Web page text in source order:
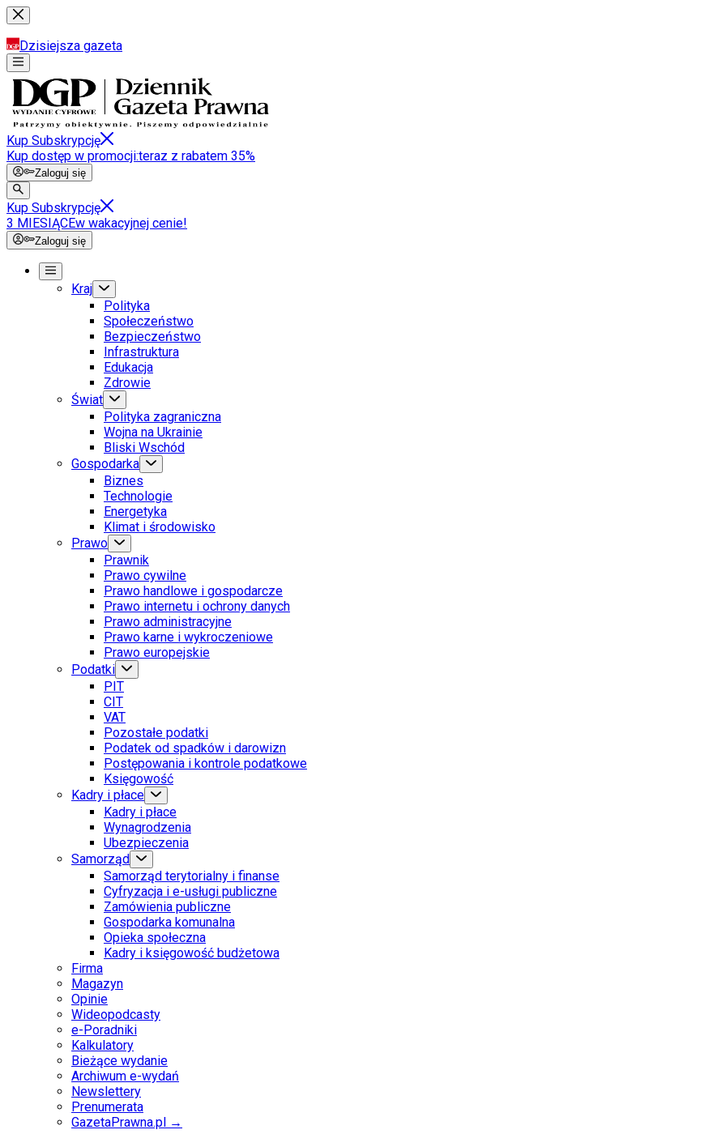
Dzisiejsza gazeta
Kup Subskrypcję
Kup dostęp w promocji:teraz z rabatem 35%
Zaloguj się
Kup Subskrypcję
3 MIESIĄCEw wakacyjnej cenie!
Zaloguj się
Kraj
Polityka
Społeczeństwo
Bezpieczeństwo
Infrastruktura
Edukacja
Zdrowie
Świat
Polityka zagraniczna
Wojna na Ukrainie
Bliski Wschód
Gospodarka
Biznes
Technologie
Energetyka
Klimat i środowisko
Prawo
Prawnik
Prawo cywilne
Prawo handlowe i gospodarcze
Prawo internetu i ochrony danych
Prawo administracyjne
Prawo karne i wykroczeniowe
Prawo europejskie
Podatki
PIT
CIT
VAT
Pozostałe podatki
Podatek od spadków i darowizn
Postępowania i kontrole podatkowe
Księgowość
Kadry i płace
Kadry i płace
Wynagrodzenia
Ubezpieczenia
Samorząd
Samorząd terytorialny i finanse
Cyfryzacja i e-usługi publiczne
Zamówienia publiczne
Gospodarka komunalna
Opieka społeczna
Kadry i księgowość budżetowa
Firma
Magazyn
Opinie
Wideopodcasty
e-Poradniki
Kalkulatory
Bieżące wydanie
Archiwum e-wydań
Newslettery
Prenumerata
GazetaPrawna.pl →